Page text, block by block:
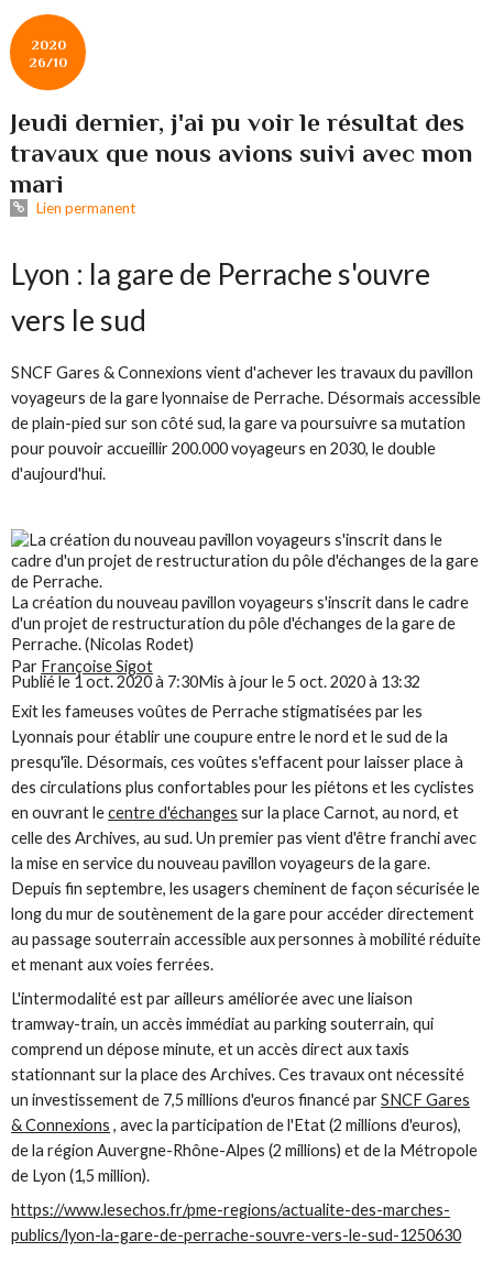
2020
26/10
Jeudi dernier, j'ai pu voir le résultat des
travaux que nous avions suivi avec mon
mari
Lien permanent
Lyon : la gare de Perrache s'ouvre
vers le sud
SNCF Gares & Connexions vient d'achever les travaux du pavillon
voyageurs de la gare lyonnaise de Perrache. Désormais accessible
de plain-pied sur son côté sud, la gare va poursuivre sa mutation
pour pouvoir accueillir 200.000 voyageurs en 2030, le double
d'aujourd'hui.
La création du nouveau pavillon voyageurs s'inscrit dans le cadre
d'un projet de restructuration du pôle d'échanges de la gare de
Perrache. (Nicolas Rodet)
Par Françoise Sigot
Publié le 1 oct. 2020 à 7:30Mis à jour le 5 oct. 2020 à 13:32
Exit les fameuses voûtes de Perrache stigmatisées par les
Lyonnais pour établir une coupure entre le nord et le sud de la
presqu'île. Désormais, ces voûtes s'effacent pour laisser place à
des circulations plus confortables pour les piétons et les cyclistes
en ouvrant lecentre d'échanges sur la place Carnot, au nord, et
celle des Archives, au sud. Un premier pas vient d'être franchi avec
la mise en service du nouveau pavillon voyageurs de la gare.
Depuis fin septembre, les usagers cheminent de façon sécurisée le
long du mur de soutènement de la gare pour accéder directement
au passage souterrain accessible aux personnes à mobilité réduite
et menant aux voies ferrées.
L'intermodalité est par ailleurs améliorée avec une liaison
tramway-train, un accès immédiat au parking souterrain, qui
comprend un dépose minute, et un accès direct aux taxis
stationnant sur la place des Archives. Ces travaux ont nécessité
un investissement de 7,5 millions d'euros financé parSNCF Gares
& Connexions , avec la participation de l'Etat (2 millions d'euros),
de la région Auvergne-Rhône-Alpes (2 millions) et de la Métropole
de Lyon (1,5 million).
https://www.lesechos.fr/pme-regions/actualite-des-marches-
publics/lyon-la-gare-de-perrache-souvre-vers-le-sud-1250630